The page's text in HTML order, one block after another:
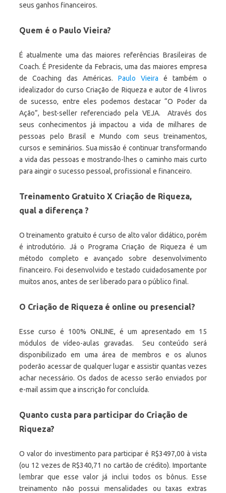
seus ganhos financeiros.
Quem é o Paulo Vieira?
É atualmente uma das maiores referências Brasileiras de
Coach. É Presidente da Febracis, uma das maiores empresa
de Coaching das Américas. Paulo Vieira é também o
idealizador do curso Criação de Riqueza e autor de 4 livros
de sucesso, entre eles podemos destacar “O Poder da
Ação”, best-seller referenciado pela VEJA. Através dos
seus conhecimentos já impactou a vida de milhares de
pessoas pelo Brasil e Mundo com seus treinamentos,
cursos e seminários. Sua missão é continuar transformando
a vida das pessoas e mostrando-lhes o caminho mais curto
para aingir o sucesso pessoal, profissional e financeiro.
Treinamento Gratuito X Criação de Riqueza,
qual a diferença ?
O treinamento gratuito é curso de alto valor didático, porém
é introdutório. Já o Programa Criação de Riqueza é um
método completo e avançado sobre desenvolvimento
financeiro. Foi desenvolvido e testado cuidadosamente por
muitos anos, antes de ser liberado para o público final.
O Criação de Riqueza é online ou presencial?
Esse curso é 100% ONLINE, é um apresentado em 15
módulos de vídeo-aulas gravadas. Seu conteúdo será
disponibilizado em uma área de membros e os alunos
poderão acessar de qualquer lugar e assistir quantas vezes
achar necessário. Os dados de acesso serão enviados por
e-mail assim que a inscrição for concluída.
Quanto custa para participar do Criação de
Riqueza?
O valor do investimento para participar é R$3497,00 à vista
(ou 12 vezes de R$340,71 no cartão de crédito). Importante
lembrar que esse valor já inclui todos os bônus. Esse
treinamento não possui mensalidades ou taxas extras